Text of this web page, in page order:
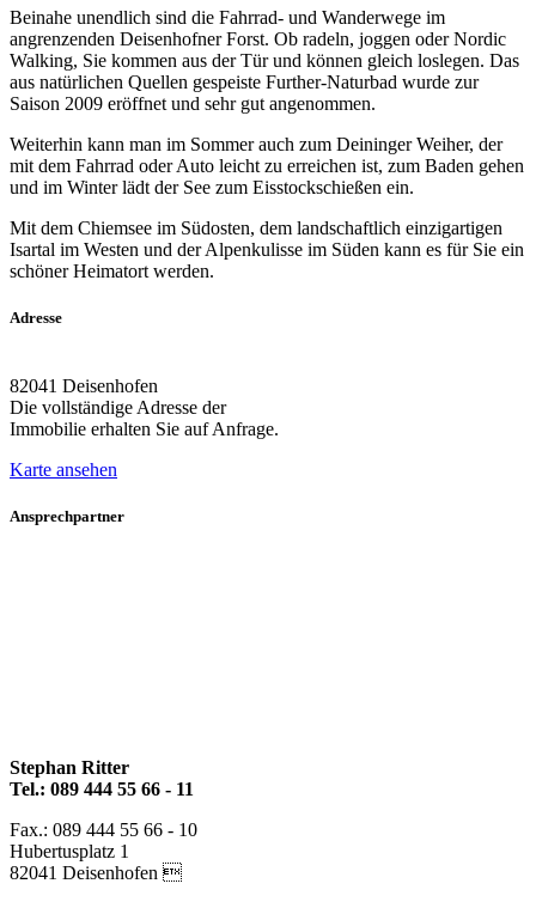
Beinahe unendlich sind die Fahrrad- und Wanderwege im
angrenzenden Deisenhofner Forst. Ob radeln, joggen oder Nordic
Walking, Sie kommen aus der Tür und können gleich loslegen. Das
aus natürlichen Quellen gespeiste Further-Naturbad wurde zur
Saison 2009 eröffnet und sehr gut angenommen.
Weiterhin kann man im Sommer auch zum Deininger Weiher, der
mit dem Fahrrad oder Auto leicht zu erreichen ist, zum Baden gehen
und im Winter lädt der See zum Eisstockschießen ein.
Mit dem Chiemsee im Südosten, dem landschaftlich einzigartigen
Isartal im Westen und der Alpenkulisse im Süden kann es für Sie ein
schöner Heimatort werden.
Adresse
82041 Deisenhofen
Die vollständige Adresse der
Immobilie erhalten Sie auf Anfrage.
Karte ansehen
Ansprechpartner
Stephan Ritter
Tel.: 089 444 55 66 - 11
Fax.: 089 444 55 66 - 10
Hubertusplatz 1
82041 Deisenhofen 